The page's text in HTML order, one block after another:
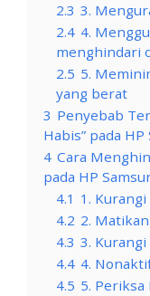
2.3 3.
2.4 4.
menghindari
2.5 5.
yang berat
3 Penyebab
Habis” pada
4 Cara
pada HP
4.1 1.
4.2 2.
4.3 3.
4.4 4.
4.5 5.